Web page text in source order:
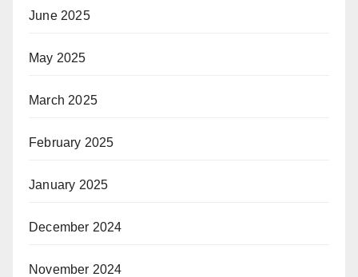
June 2025
May 2025
March 2025
February 2025
January 2025
December 2024
November 2024